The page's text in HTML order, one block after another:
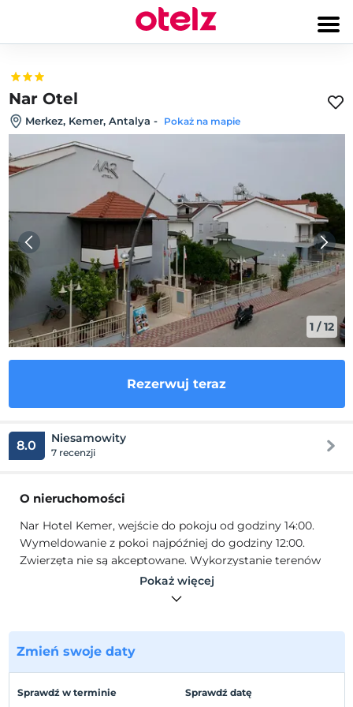
Nar Otel
Merkez, Kemer, Antalya - Pokaż na mapie
1 /12
Rezerwuj teraz
8.0 Niesamowity
7 recenzji
O nieruchomości
Nar Hotel Kemer, wejście do pokoju od godziny 14:00.
Wymeldowanie z pokoi najpóźniej do godziny 12:00.
Zwierzęta nie są akceptowane. Wykorzystanie terenów
otwartych obsługujących obiekt uzależnione jest od
warunków sezonowych. Z wyjątkiem pokoi rodzinnych
innych pokojach mogą powodować zatłoczenie w
pokoju, a zapewnione dodatkowe łóżka mogą nie
na celu przekazanie jak największej ilości informacji.
Pokaż więcej
Zmień swoje daty
Sprawdź w terminie Sprawdź datę